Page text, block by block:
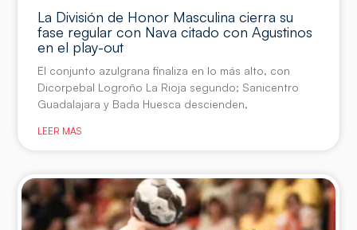
La División de Honor Masculina cierra su
fase regular con Nava citado con Agustinos
en el play-out
El conjunto azulgrana finaliza en lo más alto, con
Dicorpebal Logroño La Rioja segundo; Sanicentro
Guadalajara y Bada Huesca descienden,
LEER MÁS